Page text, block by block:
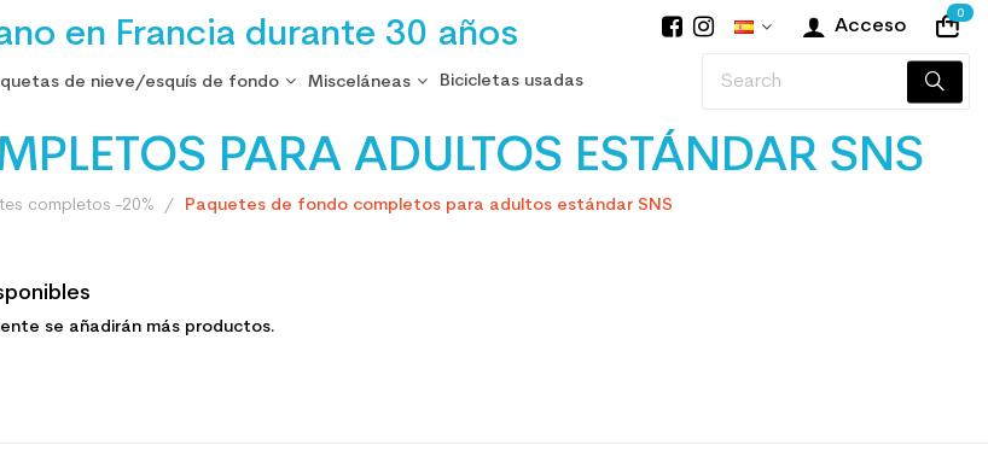
en Francia durante 30 años Acceso
0
de nieve/esquís de fondo Misceláneas Bicicletas usadas
PARA ADULTOS ESTÁNDAR SNS
completos -20% Paquetes de fondo completos para adultos estándar SNS
se añadirán más productos.